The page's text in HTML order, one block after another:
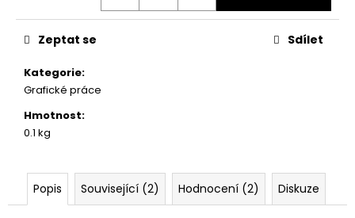
Kategorie:
Grafické práce
Hmotnost:
0.1 kg
Zeptat se Sdílet
Popis Související (2) Hodnocení (2) Diskuze
u
m
e
ROLL-
STANDARD
85X200
485